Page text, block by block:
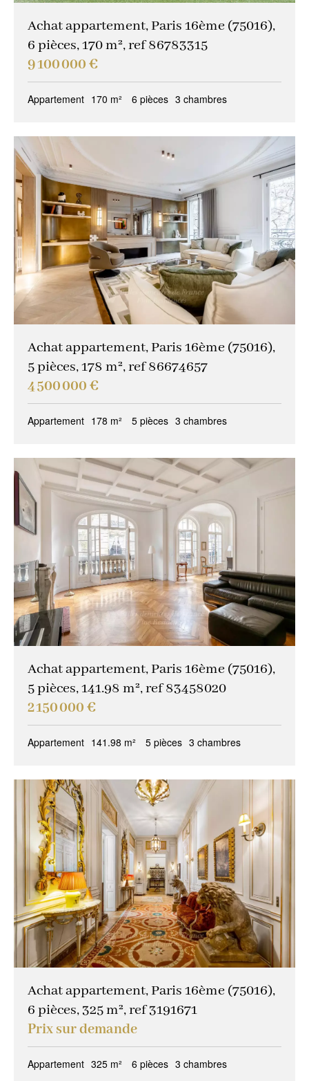
Achat appartement, Paris 16ème (75016),
6 pièces, 170 m², ref 86783315
9 100 000 €
Appartement 170 m² 6 pièces 3 chambres
Achat appartement, Paris 16ème (75016),
5 pièces, 178 m², ref 86674657
4 500 000 €
Appartement 178 m² 5 pièces 3 chambres
Achat appartement, Paris 16ème (75016),
5 pièces, 141.98 m², ref 83458020
2 150 000 €
Appartement 141.98 m² 5 pièces 3 chambres
Achat appartement, Paris 16ème (75016),
6 pièces, 325 m², ref 3191671
Prix sur demande
Appartement 325 m² 6 pièces 3 chambres